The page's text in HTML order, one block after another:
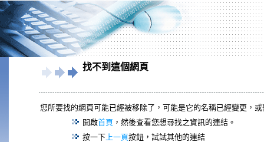
找不到這個網頁
您所要找的網頁可能已經被移除了，可能是它的名稱已經變更，
開啟首頁 ，然後查看您想尋找之資訊的連結。
按一下上一頁按鈕，試試其他的連結